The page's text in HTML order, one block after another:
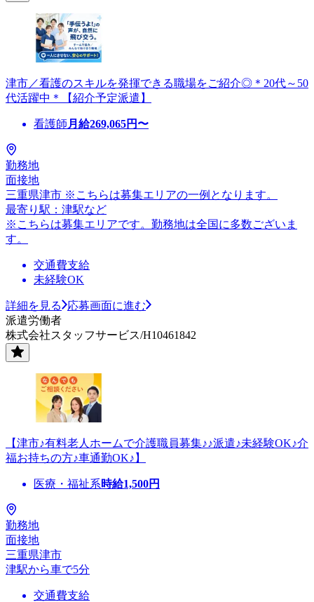
津市／看護のスキルを発揮できる職場をご紹介◎＊20代～50
代活躍中＊【紹介予定派遣】
看護師 月給269,065円〜
勤務地
面接地
三重県津市 ※こちらは募集エリアの一例となります。
最寄り駅：津駅など
※こちらは募集エリアです。勤務地は全国に多数ございま
す。
交通費支給
未経験OK
詳細を見る
応募画面に進む
派遣労働者
株式会社スタッフサービス/H10461842
【津市♪有料老人ホームで介護職員募集♪♪派遣♪未経験OK♪介
福お持ちの方♪車通勤OK♪】
医療・福祉系時給1,500円
勤務地
面接地
三重県津市
津駅から車で5分
交通費支給